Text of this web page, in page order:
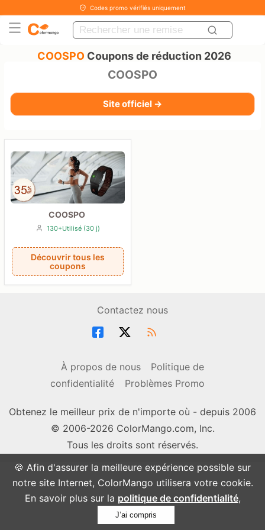
🍪 Afin d'assurer la meilleure expérience possible sur
notre site Internet, ColorMango utilisera votre cookie.
En savoir plus sur la politique de confidentialité,
J’ai compris
Codes promo vérifiés uniquement
COOSPO Coupons de réduction 2026
COOSPO
Site officiel →
COOSPO
130+Utilisé (30 j)
Découvrir tous les
coupons
Contactez nous
À propos de nous
Politique de
confidentialité
Problèmes Promo
Obtenez le meilleur prix de n'importe où - depuis 2006
© 2006-2026 ColorMango.com, Inc.
Tous les droits sont réservés.